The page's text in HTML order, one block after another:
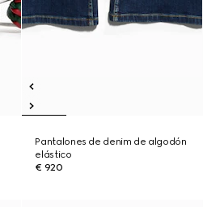
Pantalones de denim de algodón
elástico
€ 920